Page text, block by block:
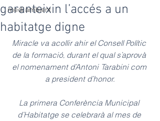
medi ambient
garanteixin l’accés a un
habitatge digne
Miracle va acollir ahir el Consell Polític
de la formació, durant el qual s’aprovà
el nomenament d’Antoni Tarabini com
a president d’honor.
La primera Conferència Municipal
d’Habitatge se celebrarà al mes de